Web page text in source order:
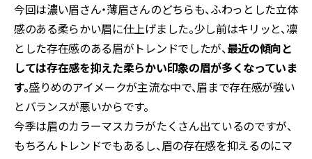
今回は濃い眉さん・薄眉さんのどちらも、ふわっとした立体
感のある柔らかい眉に仕上げました。少し前はキリッと、凛
とした存在感のある眉がトレンドでしたが、最近の傾向と
しては存在感を抑えた柔らかい印象の眉が多くなっていま
す。盛りめのアイメークが主流な中で、眉まで存在感が強い
とバランスが悪いからです。
今季は眉のカラーマスカラがたくさん出ているのですが、
もちろんトレンドでもあるし、眉の存在感を抑えるのにマ